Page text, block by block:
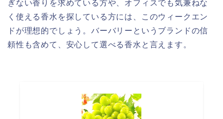
ぎない香りを求めている方や、オフィスでも気兼ねな
く使える香水を探している方には、このウィークエン
ドが理想的でしょう。バーバリーというブランドの信
頼性も含めて、安心して選べる香水と言えます。